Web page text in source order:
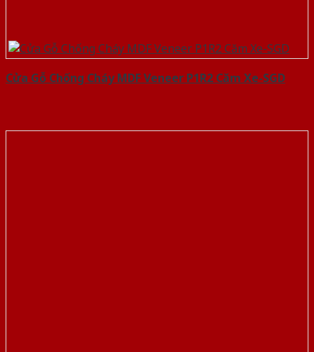
Cửa Gỗ Chống Cháy MDF Veneer P1R2 Căm Xe-SGD